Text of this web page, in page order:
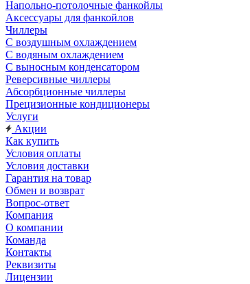
Напольно-потолочные фанкойлы
Аксессуары для фанкойлов
Чиллеры
С воздушным охлаждением
С водяным охлаждением
С выносным конденсатором
Реверсивные чиллеры
Абсорбционные чиллеры
Прецизионные кондиционеры
Услуги
Акции
Как купить
Условия оплаты
Условия доставки
Гарантия на товар
Обмен и возврат
Вопрос-ответ
Компания
О компании
Команда
Контакты
Реквизиты
Лицензии